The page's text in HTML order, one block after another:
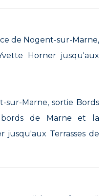
de Nogent-sur-Marne,
Horner jusqu'aux
sur-Marne, sortie Bords
de Marne et la
jusqu'aux Terrasses de